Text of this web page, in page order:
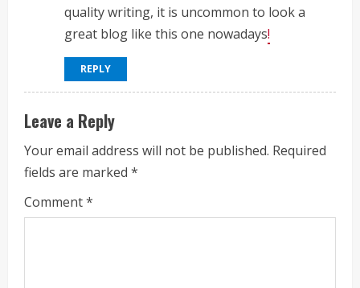
quality writing, it is uncommon to look a
great blog like this one nowadays!
REPLY
Leave a Reply
Your email address will not be published. Required
fields are marked *
Comment*